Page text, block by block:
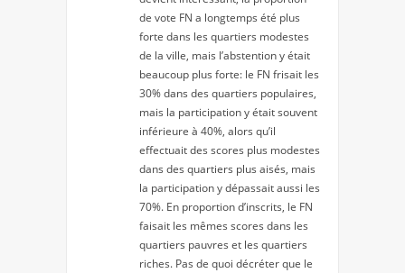
de vote FN a longtemps été plus
forte dans les quartiers modestes
de la ville, mais l’abstention y était
beaucoup plus forte: le FN frisait les
30% dans des quartiers populaires,
mais la participation y était souvent
inférieure à 40%, alors qu’il
effectuait des scores plus modestes
dans des quartiers plus aisés, mais
la participation y dépassait aussi les
70%. En proportion d’inscrits, le FN
faisait les mêmes scores dans les
quartiers pauvres et les quartiers
riches. Pas de quoi décréter que le